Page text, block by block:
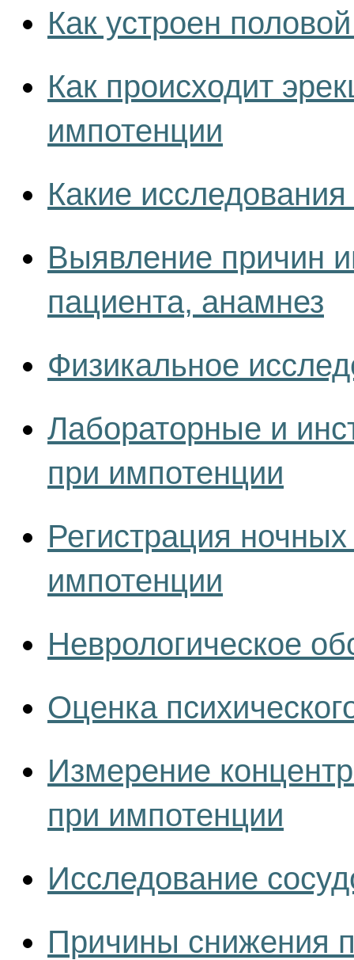
Как устроен
Как происходит
импотенции
Какие
Выявление причин
пациента, анамнез
Физикальное
Лабораторные и
при импотенции
Регистрация
импотенции
Неврологическое
Оценка
Измерение
при импотенции
Исследование
Причины снижения